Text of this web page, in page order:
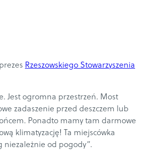
Rzeszowskiego Stowarzyszenia
Jest ogromna przestrzeń. Most
zadaszenie przed deszczem lub
Ponadto mamy tam darmowe
klimatyzację! Ta miejscówka
niezależnie od pogody”.